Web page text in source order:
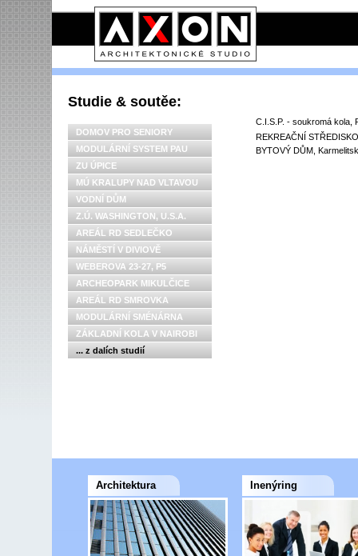
Studie & soutěe:
DOMOV PRO SENIORY
MODULÁRNÍ SYSTEM PAU
ZU ÚPICE
MÚ KRALUPY NAD VLTAVOU
VODNÍ DŮM
Z.Ú. WASHINGTON, U.S.A.
AREÁL RD SEDLEČKO
NÁMĚSTÍ V DIVIOVĚ
WEBEROVA 23-27, P5
ARCHEOPARK MIKULČICE
AREÁL RD SMROVKA
MODULÁRNÍ SMÉNÁRNA
ZÁKLADNÍ KOLA V NAIROBI
... z dalích studií
C.I.S.P. - soukromá kola,
REKREAČNÍ
BYTOVÝ DŮM,
Architektura Inenýring